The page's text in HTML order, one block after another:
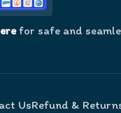
for safe and
UsRefund &